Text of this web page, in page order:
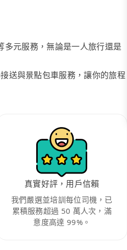
元服務，無論是一人旅行還是
送與景點包車服務，讓你的旅程
真實好評，用戶信賴
我們嚴選並培訓每位司機，已
累積服務超過 50 萬人次，滿
意度高達 99%。